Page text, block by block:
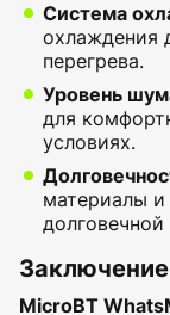
Система
охлаждения
перегрева.
Уровень
для
условиях.
материалы и
долговечной
Заключение
MicroBT